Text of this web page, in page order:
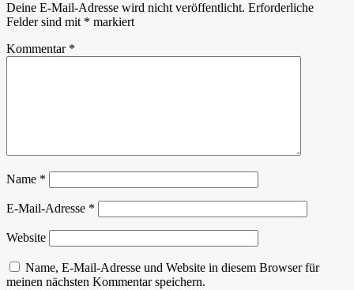
Deine E-Mail-Adresse wird nicht veröffentlicht. Erforderliche
Felder sind mit * markiert
Kommentar *
Name *
E-Mail-Adresse *
Website
Name, E-Mail-Adresse und Website in diesem Browser für
meinen nächsten Kommentar speichern.